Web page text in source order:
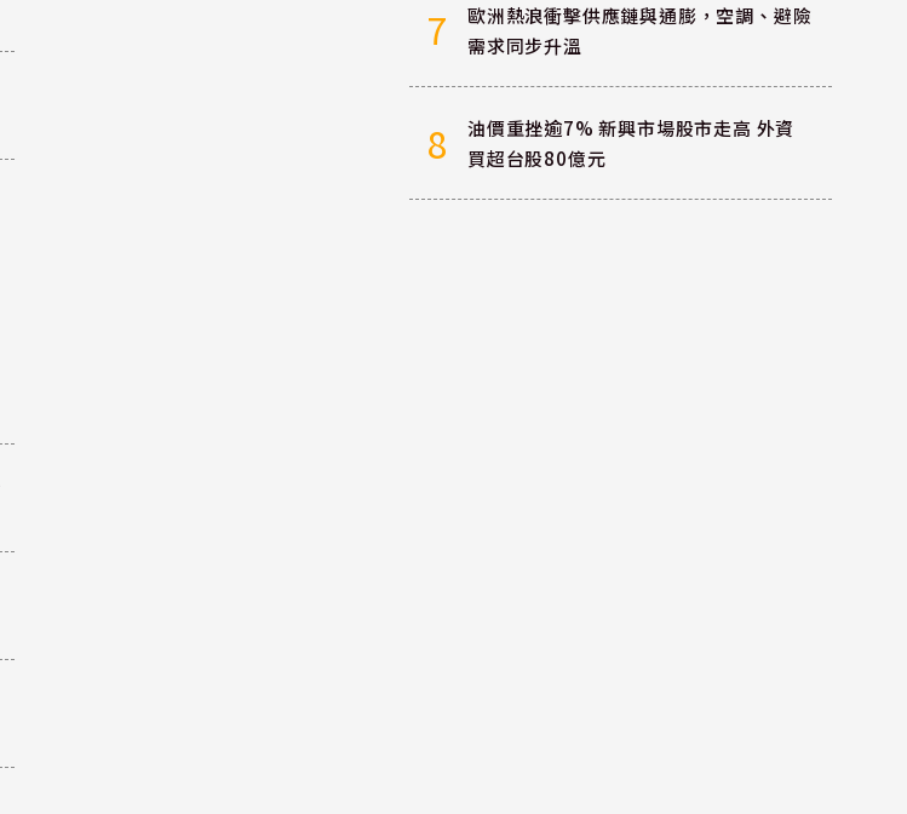
7
歐洲熱浪衝擊供應鏈與通膨，空調、避險
需求同步升溫
8
油價重挫逾7% 新興市場股市走高 外資
買超台股80億元